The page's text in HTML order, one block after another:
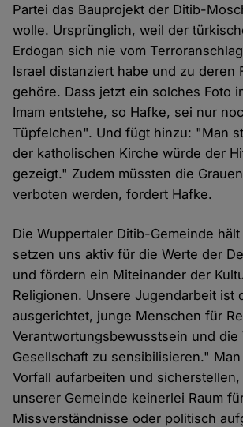
Partei das Bauprojekt der Ditib-
wolle. Ursprünglich, weil der
Erdogan sich nie vom
Israel distanziert habe und zu deren
gehöre. Dass jetzt ein solches Foto
Imam entstehe, so Hafke, sei nur
Tüpfelchen". Und fügt hinzu: "Man
der katholischen Kirche würde der
gezeigt." Zudem müssten die
verboten werden, fordert Hafke.
Die Wuppertaler Ditib-Gemeinde
setzen uns aktiv für die Werte der
und fördern ein Miteinander der
Religionen. Unsere Jugendarbeit ist
ausgerichtet, junge Menschen für
Verantwortungsbewusstsein und
Gesellschaft zu sensibilisieren."
Vorfall aufarbeiten und
unserer Gemeinde keinerlei Raum
Missverständnisse oder politisch